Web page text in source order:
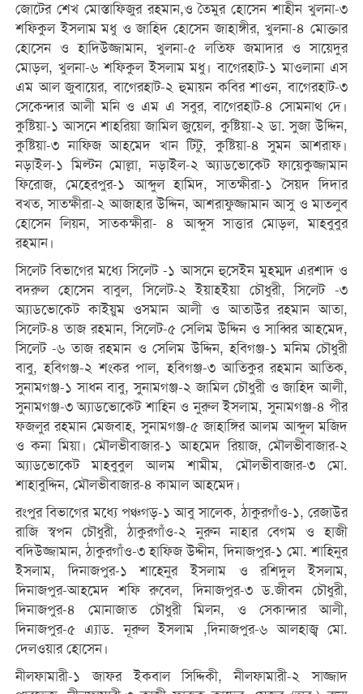
জোটের শেখ মোস্তাফিজুর রহমান,ও তৈমুর হোসেন শাহীন খুলনা-৩
শফিকুল ইসলাম মধু ও জাহিদ হোসেন জাহাঙ্গীর, খুলনা-৪ মোক্তার
হোসেন ও হাদিউজ্জামান, খুলনা-৫ লতিফ জমাদার ও সায়েদুর
মোড়ল, খুলনা-৬ শফিকুল ইসলাম মধু। বাগেরহাট-১ মাওলানা এস
এম আল জুবায়ের, বাগেরহাট-২ হুমায়ন কবির শাওন, বাগেরহাট-৩
সেকেন্দার আলী মনি ও এম এ সবুর, বাগেরহাট-৪ সোমনাথ দে।
কুষ্টিয়া-১ আসনে শাহরিয়া জামিল জুয়েল, কুষ্টিয়া-২ ডা. সুজা উদ্দিন,
কুষ্টিয়া-৩ নাফিজ আহমেদ খান টিটু, কুষ্টিয়া-৪ সুমন আশরাফ।
নড়াইল-১ মিল্টন মোল্লা, নড়াইল-২ অ্যাডভোকেট ফায়েকুজ্জামান
ফিরোজ, মেহেরপুর-১ আব্দুল হামিদ, সাতক্ষীরা-১ সৈয়দ দিদার
বখত, সাতক্ষীরা-২ আজাহার উদ্দিন, আশরাফুজ্জামান আসু ও মাতলুব
হোসেন লিয়ন, সাতকক্ষীরা- ৪ আব্দুস সাত্তার মোড়ল, মাহবুবুর
রহমান।
সিলেট বিভাগের মধ্যে সিলেট -১ আসনে হুসেইন মুহম্মদ এরশাদ ও
বদরুল হোসেন বাবুল, সিলেট-২ ইয়াহইয়া চৌধুরী, সিলেট -৩
অ্যাডভোকেট কাইয়ুম ওসমান আলী ও আতাউর রহমান আতা,
সিলেট-৪ তাজ রহমান, সিলেট-৫ সেলিম উদ্দিন ও সাব্বির আহমেদ,
সিলেট -৬ তাজ রহমান ও সেলিম উদ্দিন, হবিগঞ্জ-১ মনিম চৌধুরী
বাবু, হবিগঞ্জ-২ শংকর পাল, হবিগঞ্জ-৩ আতিকুর রহমান আতিক,
সুনামগঞ্জ-১ সাধন বাবু, সুনামগঞ্জ-২ জামিল চৌধুরী ও জাহিদ আলী,
সুনামগঞ্জ-৩ অ্যাডভোকেট শাহিন ও নুরুল ইসলাম, সুনামগঞ্জ-৪ পীর
ফজলুর রহমান মেজবাহ, সুনামগঞ্জ-৫ জাহাঙ্গির আলম আব্দুল মজিদ
ও কনা মিয়া। মৌলভীবাজার-১ আহমেদ রিয়াজ, মৌলভীবাজার-২
অ্যাডভোকেট মাহবুবুল আলম শামীম, মৌলভীবাজার-৩ মো.
শাহাবুদ্দিন, মৌলভীবাজার-৪ কামাল আহমেদ।
রংপুর বিভাগের মধ্যে পঞ্চগড়-১ আবু সালেক, ঠাকুরগাঁও-১, রেজাউর
রাজি স্বপন চৌধুরী, ঠাকুরগাঁও-২ নুরুন নাহার বেগম ও হাজী
বদিউজ্জামান, ঠাকুরগাঁও-৩ হাফিজ উদ্দীন, দিনাজপুর-১ মো. শাহিনুর
ইসলাম, দিনাজপুর-১ শাহেনুর ইসলাম ও রশিদুল ইসলাম,
দিনাজপুর-আহমেদ শফি রুবেল, দিনাজপুর-৩ ড.জীবন চৌধুরী,
দিনাজপুর-৪ মোনাজাত চৌধুরী মিলন, ও সেকান্দার আলী,
দিনাজপুর-৫ এ্যাড. নূরুল ইসলাম ,দিনাজপুর-৬ আলহাজ্ব মো.
দেলওয়ার হোসেন।
নীলফামারী-১ জাফর ইকবাল সিদ্দিকী, নীলফামারী-২ সাজ্জাদ